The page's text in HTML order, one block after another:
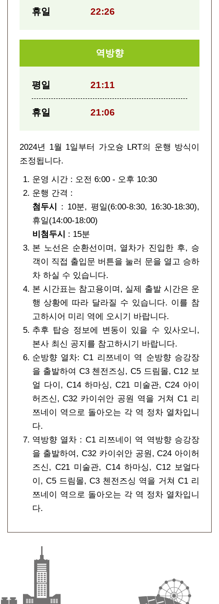
휴일 22:26
역방향
평일 21:11
휴일 21:06
2024년 1월 1일부터 가오슝 LRT의 운행 방식이
조정됩니다.
운영 시간 : 오전 6:00 - 오후 10:30
운행 간격 :
첨두시
: 10분, 평일(6:00-8:30, 16:30-18:30),
휴일(14:00-18:00)
비첨두시
: 15분
본 노선은 순환선이며, 열차가 진입한 후, 승
객이 직접 출입문 버튼을 눌러 문을 열고 승하
차 하실 수 있습니다.
본 시간표는 참고용이며, 실제 출발 시간은 운
행 상황에 따라 달라질 수 있습니다. 이를 참
고하시어 미리 역에 오시기 바랍니다.
추후 탑승 정보에 변동이 있을 수 있사오니,
본사 최신 공지를 참고하시기 바랍니다.
순방향 열차: C1 리쯔네이 역 순방향 승강장
을 출발하여 C3 첸전즈싱, C5 드림몰, C12 보
얼 다이, C14 하마싱, C21 미술관, C24 아이
허즈신, C32 카이쉬안 공원 역을 거쳐 C1 리
쯔네이 역으로 돌아오는 각 역 정차 열차입니
다.
역방향 열차 : C1 리쯔네이 역 역방향 승강장
을 출발하여, C32 카이쉬안 공원, C24 아이허
즈신, C21 미술관, C14 하마싱, C12 보얼다
이, C5 드림몰, C3 첸전즈싱 역을 거쳐 C1 리
쯔네이 역으로 돌아오는 각 역 정차 열차입니
다.